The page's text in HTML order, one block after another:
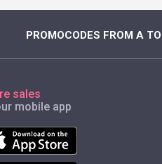
PROMOCODES FROM A
sales
mobile app